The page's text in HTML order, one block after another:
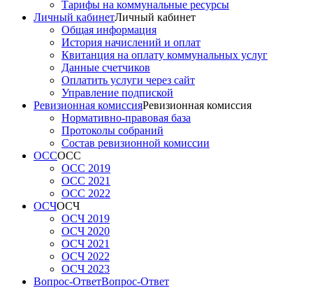
Тарифы на коммунальные ресурсы
Личный кабинетЛичный кабинет
Общая информация
История начислений и оплат
Квитанция на оплату коммунальных услуг
Данные счетчиков
Оплатить услуги через сайт
Управление подпиской
Ревизионная комиссияРевизионная комиссия
Нормативно-правовая база
Протоколы собраний
Состав ревизионной комиссии
ОССОСС
ОСС 2019
ОСС 2021
ОСС 2022
ОСЧОСЧ
ОСЧ 2019
ОСЧ 2020
ОСЧ 2021
ОСЧ 2022
ОСЧ 2023
Вопрос-ОтветВопрос-Ответ